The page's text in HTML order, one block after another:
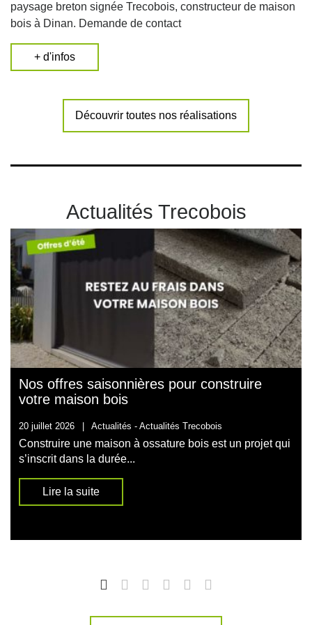
paysage breton signée Trecobois, constructeur de maison
bois à Dinan. Demande de contact
+ d'infos
Découvrir toutes nos réalisations
Actualités Trecobois
Nos offres saisonnières pour construire
votre maison bois
20 juillet 2026 Actualités - Actualités Trecobois
Construire une maison à ossature bois est un projet qui
s’inscrit dans la durée...
Lire la suite